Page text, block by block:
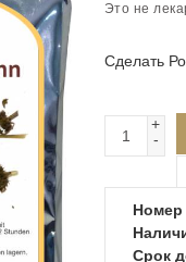
Это не
Сделать
+
-
Номер
Срок